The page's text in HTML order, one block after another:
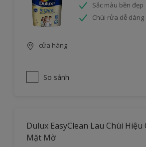
Sắc màu bền đẹp
Chùi rửa dễ dàng
cửa hàng
So sánh
Dulux EasyClean Lau Chùi Hiệu
Mặt Mờ